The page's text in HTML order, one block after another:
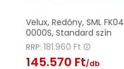
Velux, Redőny, SML FK04
0000S, Standard szín
RRP: 181.960 Ft
145.570 Ft/db